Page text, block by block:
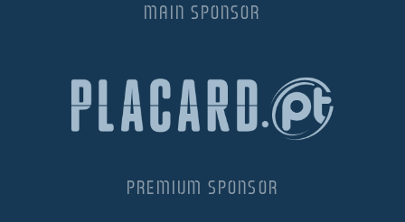
MAIN SPONSOR
PREMIUM SPONSOR